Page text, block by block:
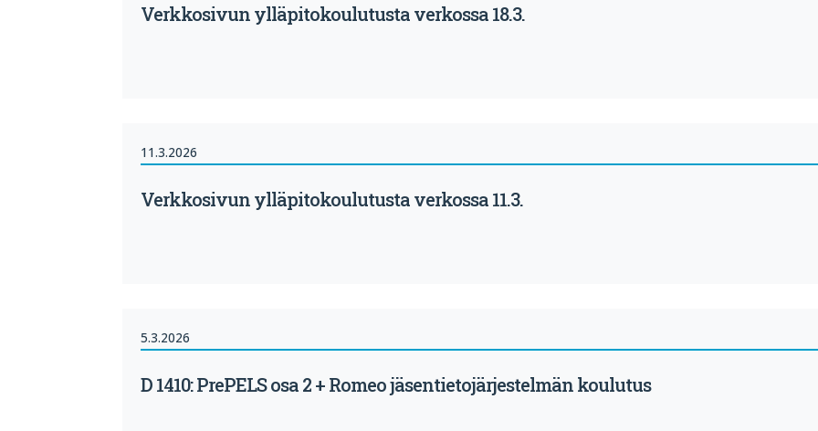
Verkkosivun ylläpitokoulutusta verkossa 18.3.
11.3.2026
Verkkosivun ylläpitokoulutusta verkossa 11.3.
5.3.2026
D 1410: PrePELS osa 2 + Romeo jäsentietojärjestelmän koulutus